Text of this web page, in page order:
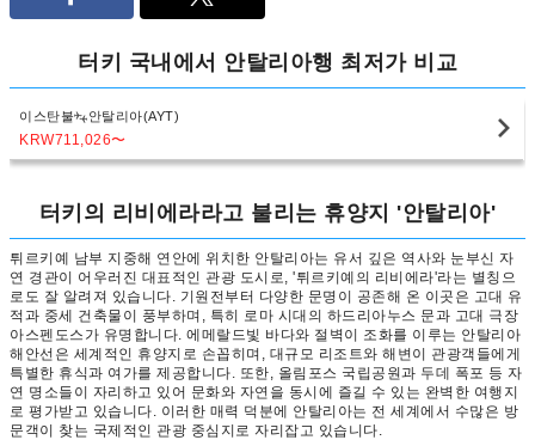
터키 국내에서 안탈리아행 최저가 비교
이스탄불 안탈리아(AYT)
KRW711,026〜
터키의 리비에라라고 불리는 휴양지 '안탈리아'
튀르키예 남부 지중해 연안에 위치한 안탈리아는 유서 깊은 역사와 눈부신 자
연 경관이 어우러진 대표적인 관광 도시로, '튀르키예의 리비에라'라는 별칭으
로도 잘 알려져 있습니다. 기원전부터 다양한 문명이 공존해 온 이곳은 고대 유
적과 중세 건축물이 풍부하며, 특히 로마 시대의 하드리아누스 문과 고대 극장
아스펜도스가 유명합니다. 에메랄드빛 바다와 절벽이 조화를 이루는 안탈리아
해안선은 세계적인 휴양지로 손꼽히며, 대규모 리조트와 해변이 관광객들에게
특별한 휴식과 여가를 제공합니다. 또한, 올림포스 국립공원과 두데 폭포 등 자
연 명소들이 자리하고 있어 문화와 자연을 동시에 즐길 수 있는 완벽한 여행지
로 평가받고 있습니다. 이러한 매력 덕분에 안탈리아는 전 세계에서 수많은 방
문객이 찾는 국제적인 관광 중심지로 자리잡고 있습니다.